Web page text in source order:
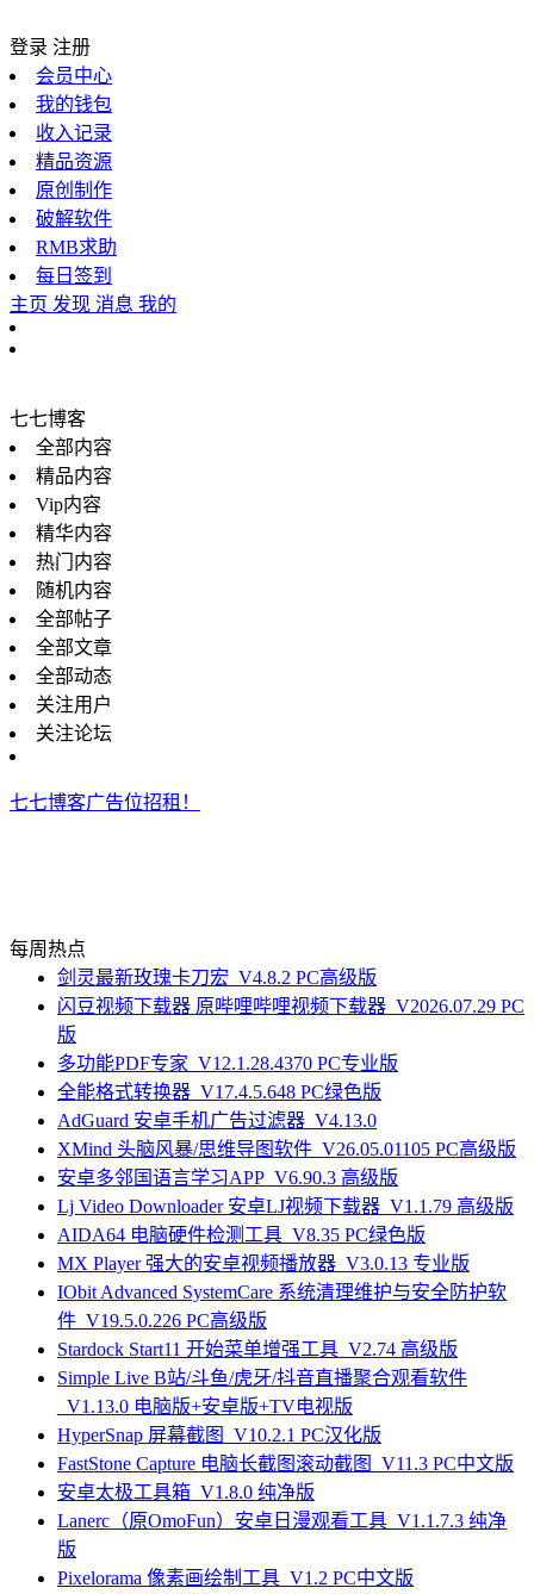
登录 注册
会员中心
我的钱包
收入记录
精品资源
原创制作
破解软件
RMB求助
每日签到
主页 发现 消息 我的
七七博客
全部内容
精品内容
Vip内容
精华内容
热门内容
随机内容
全部帖子
全部文章
全部动态
关注用户
关注论坛
七七博客广告位招租！
每周热点
剑灵最新玫瑰卡刀宏_V4.8.2 PC高级版
闪豆视频下载器 原哔哩哔哩视频下载器_V2026.07.29 PC
版
多功能PDF专家_V12.1.28.4370 PC专业版
全能格式转换器_V17.4.5.648 PC绿色版
AdGuard 安卓手机广告过滤器_V4.13.0
XMind 头脑风暴/思维导图软件_V26.05.01105 PC高级版
安卓多邻国语言学习APP_V6.90.3 高级版
Lj Video Downloader 安卓LJ视频下载器_V1.1.79 高级版
AIDA64 电脑硬件检测工具_V8.35 PC绿色版
MX Player 强大的安卓视频播放器_V3.0.13 专业版
IObit Advanced SystemCare 系统清理维护与安全防护软
件_V19.5.0.226 PC高级版
Stardock Start11 开始菜单增强工具_V2.74 高级版
Simple Live B站/斗鱼/虎牙/抖音直播聚合观看软件
_V1.13.0 电脑版+安卓版+TV电视版
HyperSnap 屏幕截图_V10.2.1 PC汉化版
FastStone Capture 电脑长截图滚动截图_V11.3 PC中文版
安卓太极工具箱_V1.8.0 纯净版
Lanerc（原OmoFun）安卓日漫观看工具_V1.1.7.3 纯净
版
Pixelorama 像素画绘制工具_V1.2 PC中文版